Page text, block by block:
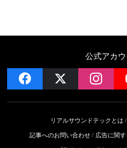
公式アカウ
facebook
リアルサウンドテックとは
記事へのお問い合わせ
広告に関